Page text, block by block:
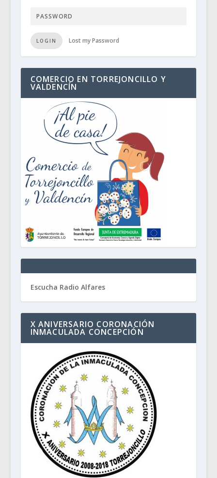
LOGIN Lost my Password
COMERCIO EN TORREJONCILLO Y
VALDENCÍN
Escucha Radio Alfares
X ANIVERSARIO CORONACIÓN
INMACULADA CONCEPCIÓN